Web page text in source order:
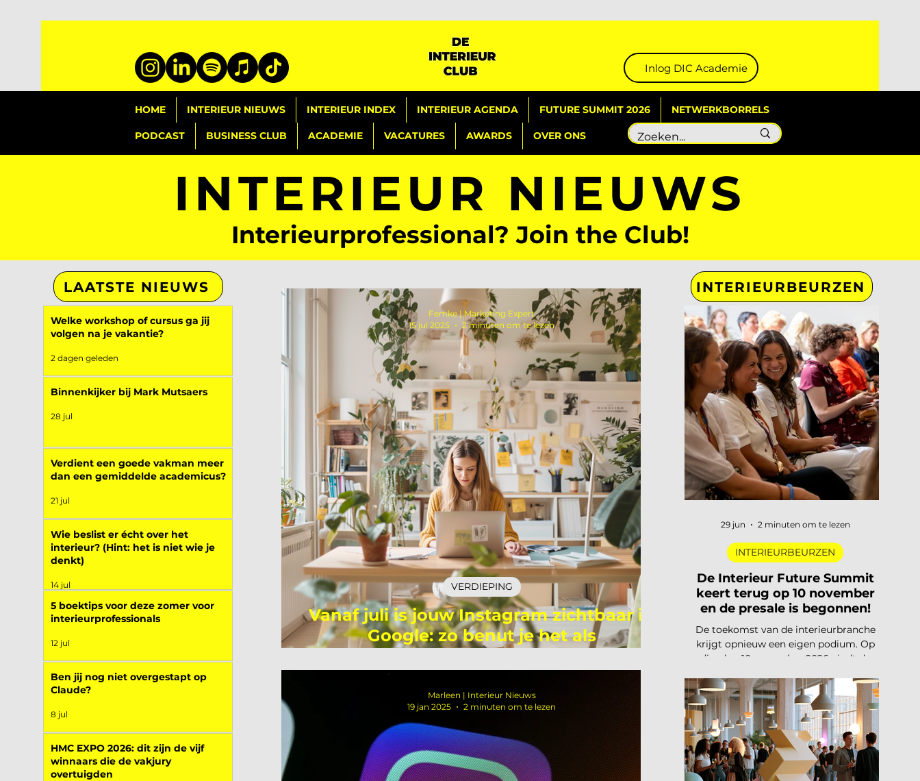
Inlog DIC Academie
HOME INTERIEUR NIEUWS INTERIEUR INDEX INTERIEUR AGENDA FUTURE SUMMIT 2026 NETWERKBORRELS
PODCAST BUSINESS CLUB ACADEMIE VACATURES AWARDS OVER ONS
INTERIEUR NIEUWS
Interieurprofessional? Join the Club!
LAATSTE NIEUWS
Welke workshop of cursus ga jij
volgen na je vakantie?
2 dagen geleden
Binnenkijker bij Mark Mutsaers
28 jul
Verdient een goede vakman meer
dan een gemiddelde academicus?
21 jul
Wie beslist er écht over het
interieur? (Hint: het is niet wie je
denkt)
14 jul
5 boektips voor deze zomer voor
interieurprofessionals
12 jul
Ben jij nog niet overgestapt op
Claude?
8 jul
HMC EXPO 2026: dit zijn de vijf
winnaars die de vakjury
overtuigden
Vanaf juli is jouw Instagram zichtbaar in
Google: zo benut je het als
VERDIEPING
Femke | Marketing Expert
15 jul 2025
2 minuten om te lezen
Marleen | Interieur Nieuws
19 jan 2025
2 minuten om te lezen
INTERIEURBEURZEN
De Interieur Future Summit
keert terug op 10 november
en de presale is begonnen!
De toekomst van de interieurbranche
krijgt opnieuw een eigen podium. Op
dinsdag 10 november 2026 vindt de
Summit plaats, dit keer in Vianen. Een
dag waarop de hele branche
samenkomt om vooruit te kijken naar
waar ons vak naartoe beweegt. De
presale is gestart en er zijn vijftig tickets
beschikbaar voor 75 euro, daarna gaat
de prijs naar 125 euro. De Interieur
INTERIEURBEURZEN
29 jun 2 minuten om te lezen